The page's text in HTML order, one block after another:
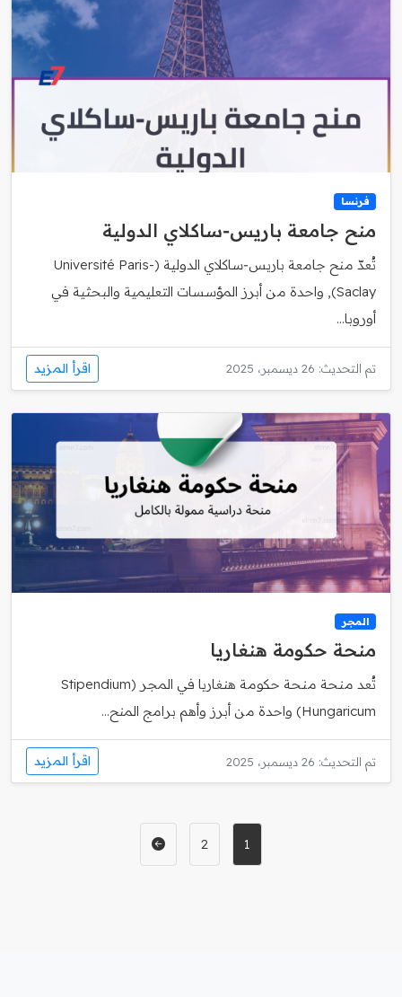
فرنسا
منح جامعة باريس‑ساكلاي الدولية
تُعدّ منح جامعة باريس‑ساكلاي الدولية (Université Paris-
Saclay), واحدة من أبرز المؤسسات التعليمية والبحثية في
أوروبا...
تم التحديث: 26 ديسمبر، 2025 اقرأ المزيد
المجر
منحة حكومة هنغاريا
تُعد منحة منحة حكومة هنغاريا في المجر (Stipendium
Hungaricum) واحدة من أبرز وأهم برامج المنح...
تم التحديث: 26 ديسمبر، 2025 اقرأ المزيد
1
2